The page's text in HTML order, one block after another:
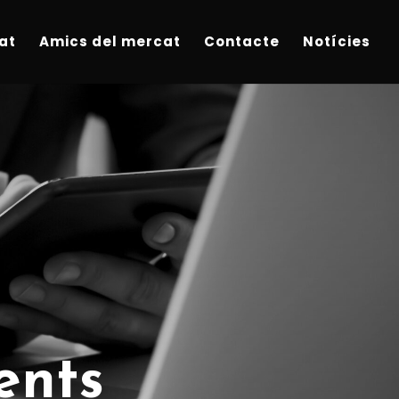
Amics del mercat Contacte Notícies